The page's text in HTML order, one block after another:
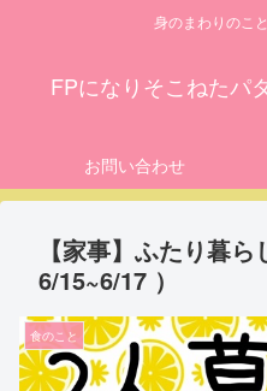
身のまわりのこ
FPになりそこねたパ
お問い合わせ
【家事】ふたり暮
6/15~6/17 ）
食のこと